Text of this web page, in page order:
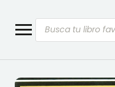
Búsqueda
de
productos